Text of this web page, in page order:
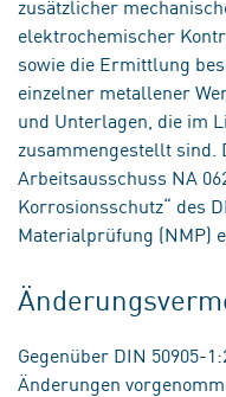
zusätzlicher
elektrochemischer
sowie die Ermittlung
einzelner metallener
und Unterlagen, die im
zusammengestellt sind.
Arbeitsausschuss NA
Korrosionsschutz“ des
Materialprüfung (NMP)
Gegenüber DIN 50905-
Änderungen